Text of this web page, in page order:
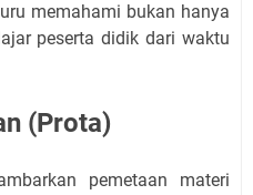
memahami bukan hanya
peserta didik dari waktu
(Prota)
pemetaan materi